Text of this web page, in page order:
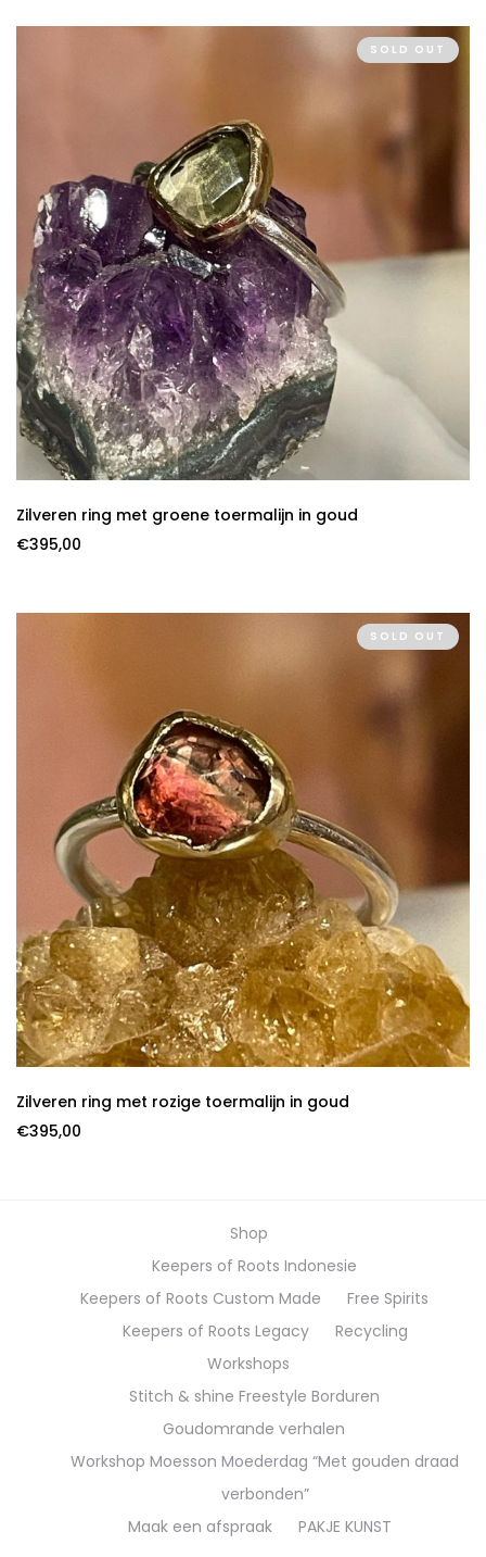
SOLD OUT
Zilveren ring met groene toermalijn in goud
€395,00
SOLD OUT
Zilveren ring met rozige toermalijn in goud
€395,00
Shop
Keepers of Roots Indonesie
Keepers of Roots Custom Made
Free Spirits
Keepers of Roots Legacy
Recycling
Workshops
Stitch & shine Freestyle Borduren
Goudomrande verhalen
Workshop Moesson Moederdag “Met gouden draad
verbonden”
Maak een afspraak
PAKJE KUNST